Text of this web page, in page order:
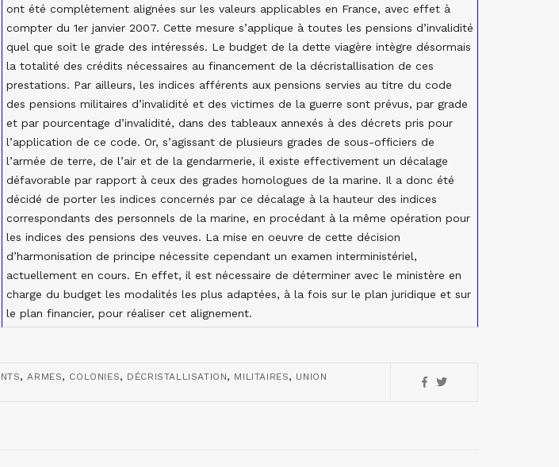
ont été complètement alignées sur les valeurs applicables en France, avec effet à
compter du 1er janvier 2007. Cette mesure s’applique à toutes les pensions d’invalidité
quel que soit le grade des intéressés. Le budget de la dette viagère intègre désormais
la totalité des crédits nécessaires au financement de la décristallisation de ces
prestations. Par ailleurs, les indices afférents aux pensions servies au titre du code
des pensions militaires d’invalidité et des victimes de la guerre sont prévus, par grade
et par pourcentage d’invalidité, dans des tableaux annexés à des décrets pris pour
l’application de ce code. Or, s’agissant de plusieurs grades de sous-officiers de
l’armée de terre, de l’air et de la gendarmerie, il existe effectivement un décalage
défavorable par rapport à ceux des grades homologues de la marine. Il a donc été
décidé de porter les indices concernés par ce décalage à la hauteur des indices
correspondants des personnels de la marine, en procédant à la même opération pour
les indices des pensions des veuves. La mise en oeuvre de cette décision
d’harmonisation de principe nécessite cependant un examen interministériel,
actuellement en cours. En effet, il est nécessaire de déterminer avec le ministère en
charge du budget les modalités les plus adaptées, à la fois sur le plan juridique et sur
le plan financier, pour réaliser cet alignement.
, ARMES, COLONIES, DÉCRISTALLISATION, MILITAIRES, UNION